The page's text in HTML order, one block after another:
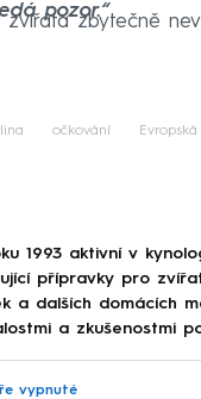
pozor.“
zvířata zbytečně
očkování
1993 aktivní v
přípravky pro
a dalších domácích
a zkušenostmi
vypnuté